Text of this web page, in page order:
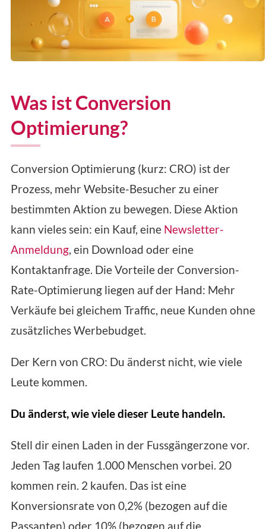
Was ist Conversion
Optimierung?
Conversion Optimierung (kurz: CRO) ist der
Prozess, mehr Website-Besucher zu einer
bestimmten Aktion zu bewegen. Diese Aktion
kann vieles sein: ein Kauf, eine Newsletter-
Anmeldung , ein Download oder eine
Kontaktanfrage. Die Vorteile der Conversion-
Rate-Optimierung liegen auf der Hand: Mehr
Verkäufe bei gleichem Traffic, neue Kunden ohne
zusätzliches Werbebudget.
Der Kern von CRO: Du änderst nicht, wie viele
Leute kommen.
Du änderst, wie viele dieser Leute handeln.
Stell dir einen Laden in der Fussgängerzone vor.
Jeden Tag laufen 1.000 Menschen vorbei. 20
kommen rein. 2 kaufen. Das ist eine
Konversionsrate von 0,2% (bezogen auf die
Passanten) oder 10% (bezogen auf die